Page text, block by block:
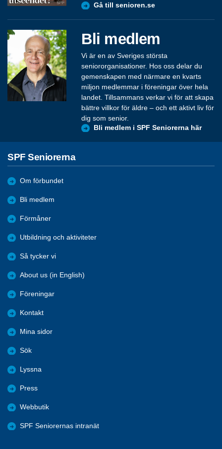
Gå till senioren.se
Bli medlem
Vi är en av Sveriges största
seniororganisationer. Hos oss delar du
gemenskapen med närmare en kvarts
miljon medlemmar i föreningar över hela
landet. Tillsammans verkar vi för att skapa
bättre villkor för äldre – och ett aktivt liv för
dig som senior.
Bli medlem i SPF Seniorerna här
SPF Seniorerna
Om förbundet
Bli medlem
Förmåner
Utbildning och aktiviteter
Så tycker vi
About us (in English)
Föreningar
Kontakt
Mina sidor
Sök
Lyssna
Press
Webbutik
SPF Seniorernas intranät